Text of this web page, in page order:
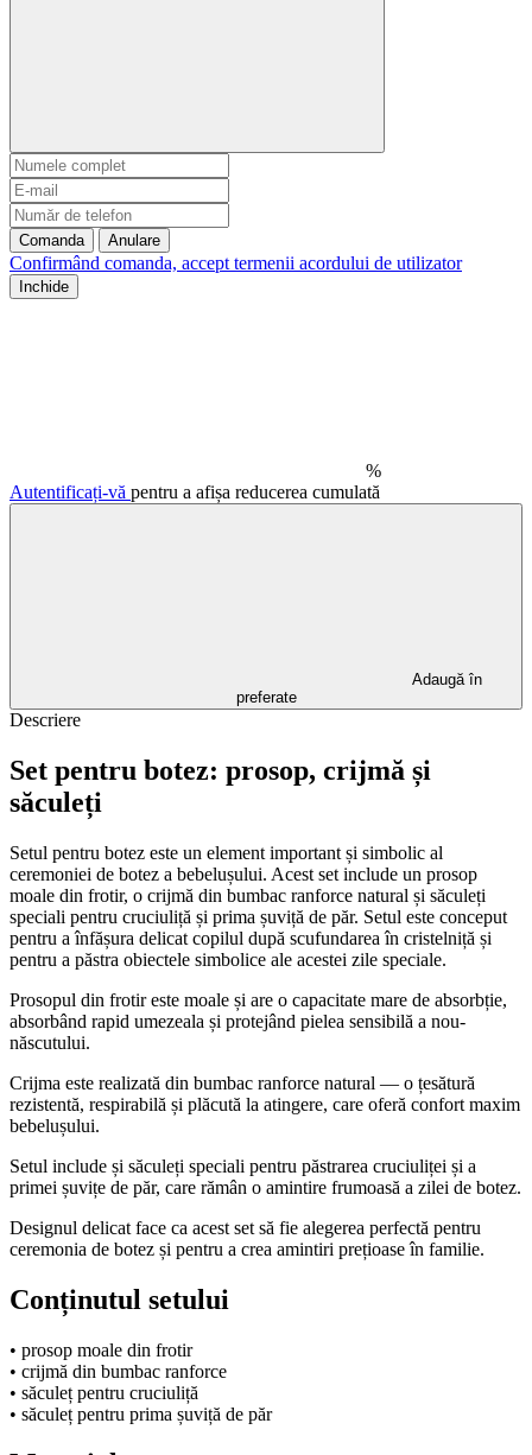
Comanda Anulare
Confirmând comanda, accept termenii acordului de utilizator
Inchide
%
Autentificați-vă pentru a afișa reducerea cumulată
Adaugă în
preferate
Descriere
Set pentru botez: prosop, crijmă și
săculeți
Setul pentru botez este un element important și simbolic al
ceremoniei de botez a bebelușului. Acest set include un prosop
moale din frotir, o crijmă din bumbac ranforce natural și săculeți
speciali pentru cruciuliță și prima șuviță de păr. Setul este conceput
pentru a înfășura delicat copilul după scufundarea în cristelniță și
pentru a păstra obiectele simbolice ale acestei zile speciale.
Prosopul din frotir este moale și are o capacitate mare de absorbție,
absorbând rapid umezeala și protejând pielea sensibilă a nou-
născutului.
Crijma este realizată din bumbac ranforce natural — o țesătură
rezistentă, respirabilă și plăcută la atingere, care oferă confort maxim
bebelușului.
Setul include și săculeți speciali pentru păstrarea cruciuliței și a
primei șuvițe de păr, care rămân o amintire frumoasă a zilei de botez.
Designul delicat face ca acest set să fie alegerea perfectă pentru
ceremonia de botez și pentru a crea amintiri prețioase în familie.
Conținutul setului
• prosop moale din frotir
• crijmă din bumbac ranforce
• săculeț pentru cruciuliță
• săculeț pentru prima șuviță de păr